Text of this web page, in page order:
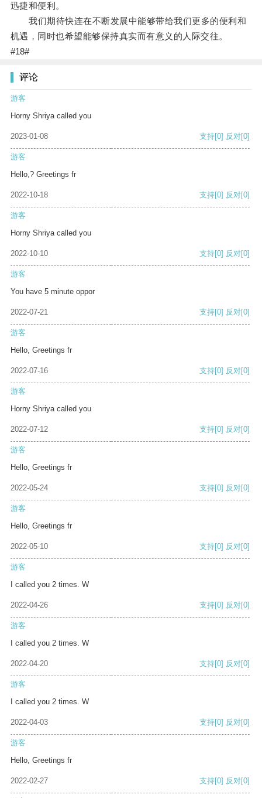
迅捷和便利。
我们期待快连在不断发展中能够带给我们更多的便利和
机遇，同时也希望能够保持真实而有意义的人际交往。
#18#
评论
游客
Horny Shriya called you
2023-01-08 支持[0] 反对[0]
游客
Hello,? Greetings fr
2022-10-18 支持[0] 反对[0]
游客
Horny Shriya called you
2022-10-10 支持[0] 反对[0]
游客
You have 5 minute oppor
2022-07-21 支持[0] 反对[0]
游客
Hello, Greetings fr
2022-07-16 支持[0] 反对[0]
游客
Horny Shriya called you
2022-07-12 支持[0] 反对[0]
游客
Hello, Greetings fr
2022-05-24 支持[0] 反对[0]
游客
Hello, Greetings fr
2022-05-10 支持[0] 反对[0]
游客
I called you 2 times. W
2022-04-26 支持[0] 反对[0]
游客
I called you 2 times. W
2022-04-20 支持[0] 反对[0]
游客
I called you 2 times. W
2022-04-03 支持[0] 反对[0]
游客
Hello, Greetings fr
2022-02-27 支持[0] 反对[0]